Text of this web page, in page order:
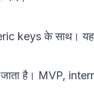
keys के साथ।
है। MVP,